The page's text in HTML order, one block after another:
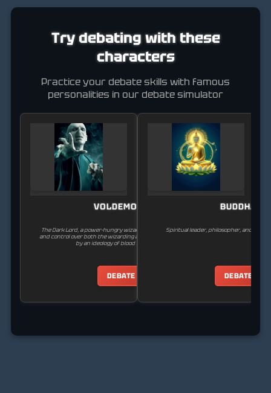
Try debating with these
characters
Practice your debate skills with famous
personalities in our debate simulator
VOLDEMORT
The Dark Lord, a power-hungry wizard who seeks immortality
and control over both the wizarding and Muggle worlds, driven
by an ideology of blood supremacy.
DEBATE
BUDDHA
Spiritual leader, philosopher, and
DEBATE